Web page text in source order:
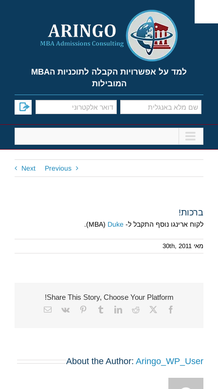
content
למד על אפשרויות הקבלה לתוכניות הMBA
המובילות
Previous
Next
ברכות!
לקוח ארינגו נוסף התקבל ל- MBA) Duke
).
מאי 30th, 2011
Share This Story, Choose Your Platform!
Facebook
X
Reddit
LinkedIn
Tumblr
Pinterest
Vk
Email
About the Author: Aringo_WP_User